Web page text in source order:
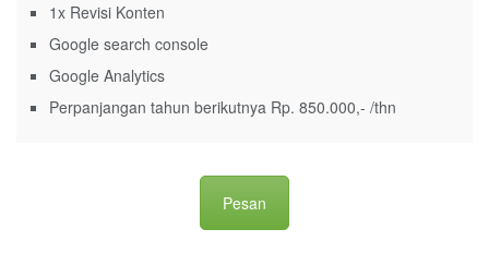
1x Revisi Konten
Google search console
Google Analytics
Perpanjangan tahun berikutnya Rp. 850.000,- /thn
Pesan